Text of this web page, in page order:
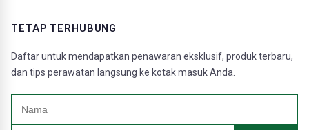
TETAP TERHUBUNG
Daftar untuk mendapatkan penawaran eksklusif, produk terbaru,
dan tips perawatan langsung ke kotak masuk Anda.